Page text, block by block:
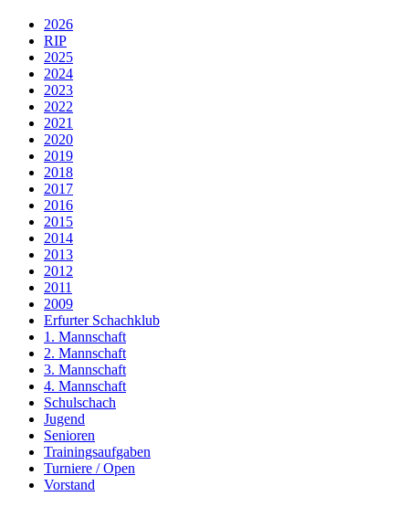
2026
RIP
2025
2024
2023
2022
2021
2020
2019
2018
2017
2016
2015
2014
2013
2012
2011
2009
Erfurter Schachklub
1. Mannschaft
2. Mannschaft
3. Mannschaft
4. Mannschaft
Schulschach
Jugend
Senioren
Trainingsaufgaben
Turniere / Open
Vorstand